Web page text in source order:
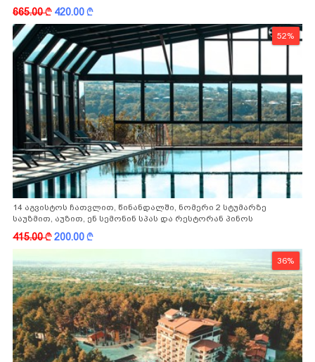
665.00k 420.00k
52%
14 აგვისტოს ჩათვლით, წინანდალში, ნომერი 2 სტუმარზე
საუზმით, აუზით, ენ სემონინ სპას და რესტორან პინოს
415.00k200.00k
36%